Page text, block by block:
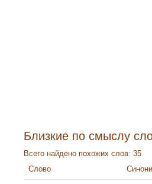
Близкие по смыслу
Всего найдено похожих слов: 35
Слово